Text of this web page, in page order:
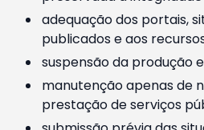
adequação dos portais,
publicados e aos
suspensão da produção
manutenção apenas de
prestação de serviços